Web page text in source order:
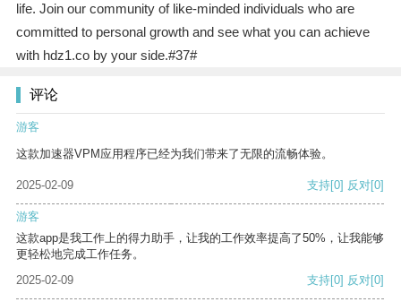
life. Join our community of like-minded individuals who are
committed to personal growth and see what you can achieve
with hdz1.co by your side.#37#
评论
游客
这款加速器VPM应用程序已经为我们带来了无限的流畅体验。
2025-02-09 支持[0] 反对[0]
游客
这款app是我工作上的得力助手，让我的工作效率提高了50%，让我能够
更轻松地完成工作任务。
2025-02-09
支持[0] 反对[0]